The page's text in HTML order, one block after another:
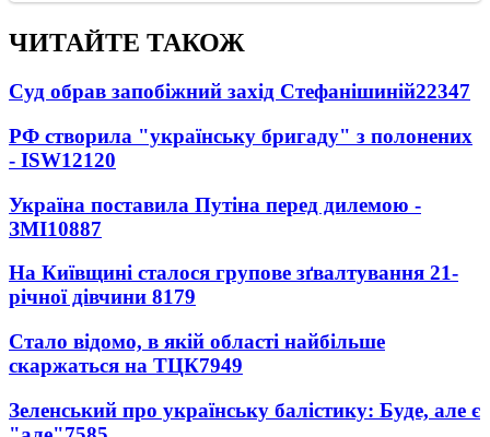
ЧИТАЙТЕ ТАКОЖ
Суд обрав запобіжний захід Стефанішиній22347
РФ створила "українську бригаду" з полонених
- ISW12120
Україна поставила Путіна перед дилемою -
ЗМІ10887
На Київщині сталося групове зґвалтування 21-
річної дівчини 8179
Стало відомо, в якій області найбільше
скаржаться на ТЦК7949
Зеленський про українську балістику: Буде, але є